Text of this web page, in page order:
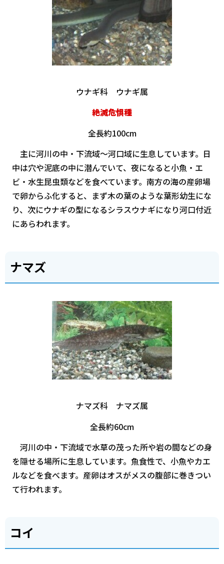
ウナギ科 ウナギ属
絶滅危惧種
全長約100cm
主に河川の中・下流域～河口域に生息しています。日
中は穴や泥底の中に潜んでいて、夜になると小魚・エ
ビ・水生昆虫類などを食べています。南方の海の産卵場
で卵からふ化すると、まず木の葉のような葉形幼生にな
り、次にウナギの型になるシラスウナギになり河口付近
にあらわれます。
ナマズ
ナマズ科 ナマズ属
全長約60cm
河川の中・下流域で水草の茂った所や岩の間などの身
を隠せる場所に生息しています。魚食性で、小魚やカエ
ルなどを食べます。産卵はオスがメスの腹部に巻きつい
て行われます。
コイ